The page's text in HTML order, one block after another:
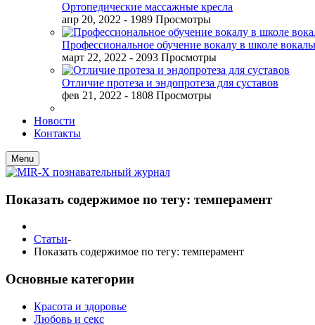
Ортопедические массажные кресла
апр 20, 2022 - 1989 Просмотры
Профессиональное обучение вокалу в школе
март 22, 2022 - 2093 Просмотры
Отличие протеза и эндопротеза для суставов
фев 21, 2022 - 1808 Просмотры
Новости
Контакты
Menu
Показать содержимое по тегу: темперамент
Статьи-
Показать содержимое по тегу: темперамент
Основные категории
Красота и здоровье
Любовь и секс